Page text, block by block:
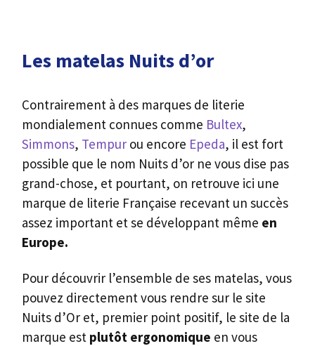
Les matelas Nuits d’or
Contrairement à des marques de literie
mondialement connues comme Bultex,
Simmons, Tempur ou encore Epeda, il est fort
possible que le nom Nuits d’or ne vous dise pas
grand-chose, et pourtant, on retrouve ici une
marque de literie Française recevant un succès
assez important et se développant même en
Europe.
Pour découvrir l’ensemble de ses matelas, vous
pouvez directement vous rendre sur le site
Nuits d’Or et, premier point positif, le site de la
marque est plutôt ergonomique en vous